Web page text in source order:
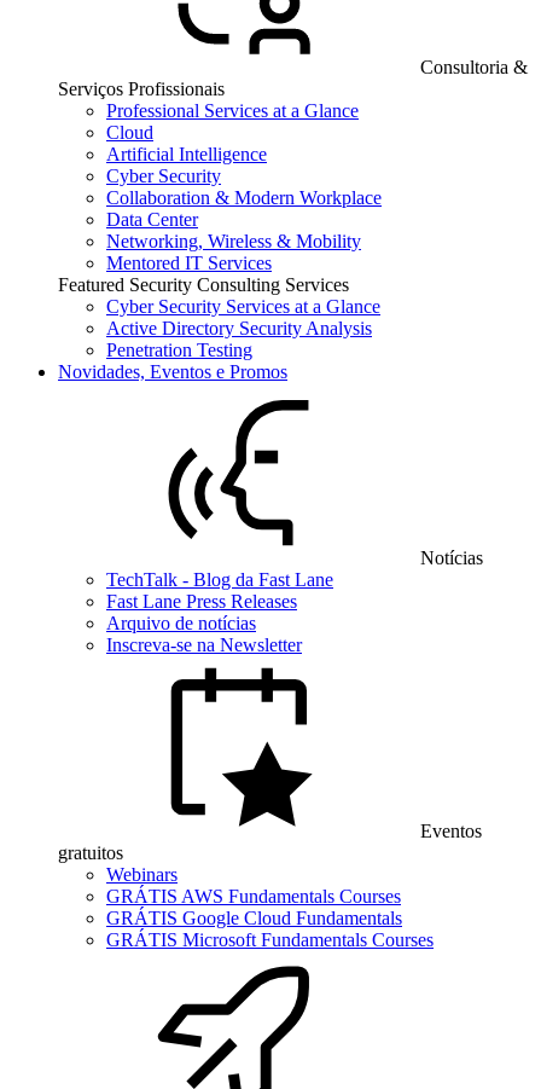
Consultoria &
Serviços Profissionais
Professional Services at a Glance
Cloud
Artificial Intelligence
Cyber Security
Collaboration & Modern Workplace
Data Center
Networking, Wireless & Mobility
Mentored IT Services
Featured Security Consulting Services
Cyber Security Services at a Glance
Active Directory Security Analysis
Penetration Testing
Novidades, Eventos e Promos
Notícias
TechTalk - Blog da Fast Lane
Fast Lane Press Releases
Arquivo de notícias
Inscreva-se na Newsletter
Eventos
gratuitos
Webinars
GRÁTIS AWS Fundamentals Courses
GRÁTIS Google Cloud Fundamentals
GRÁTIS Microsoft Fundamentals Courses